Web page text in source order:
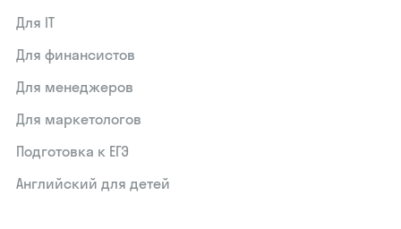
Для IT
Для финансистов
Для менеджеров
Для маркетологов
Подготовка к ЕГЭ
Английский для детей